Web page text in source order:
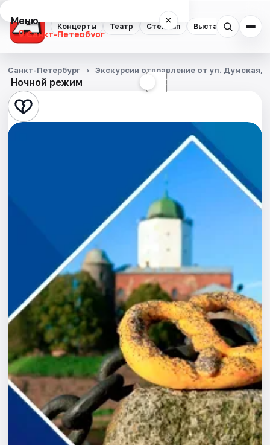
Концерты Театр Стендап Выставки
Меню ×
Санкт-Петербург
Концерты
Театр
Стендап
Города
Площадки
Артисты
Рейтинги
Ночной режим ☾
Санкт-Петербург Экскурсии отправление от ул. Думская,